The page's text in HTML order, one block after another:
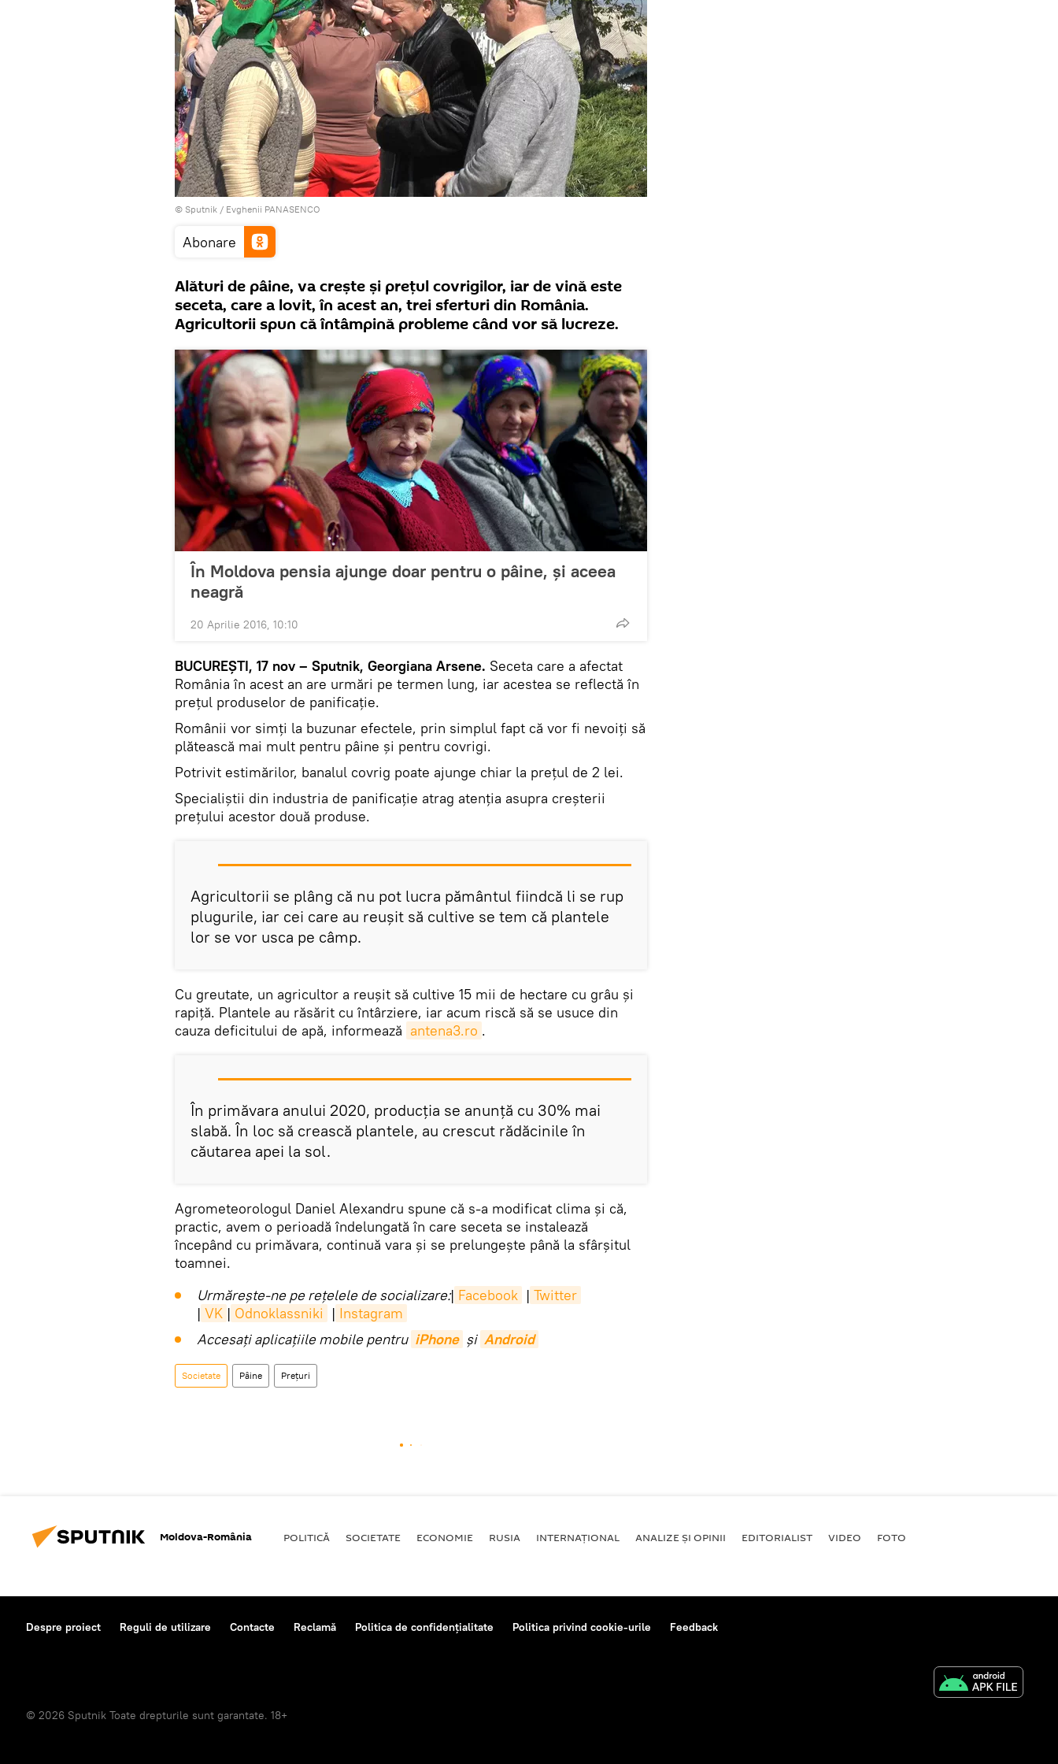
© Sputnik / Evghenii PANASENCO
Abonare
Alături de pâine, va crește și prețul covrigilor, iar de vină este
seceta, care a lovit, în acest an, trei sferturi din România.
Agricultorii spun că întâmpină probleme când vor să lucreze.
În Moldova pensia ajunge doar pentru o pâine, și aceea
neagră
20 Aprilie 2016, 10:10
BUCUREȘTI, 17 nov – Sputnik, Georgiana Arsene. Seceta care a afectat
România în acest an are urmări pe termen lung, iar acestea se reflectă în
prețul produselor de panificație.
Românii vor simți la buzunar efectele, prin simplul fapt că vor fi nevoiți să
plătească mai mult pentru pâine și pentru covrigi.
Potrivit estimărilor, banalul covrig poate ajunge chiar la prețul de 2 lei.
Specialiștii din industria de panificație atrag atenția asupra creșterii
prețului acestor două produse.
Agricultorii se plâng că nu pot lucra pământul fiindcă li se rup
plugurile, iar cei care au reușit să cultive se tem că plantele
lor se vor usca pe câmp.
Cu greutate, un agricultor a reușit să cultive 15 mii de hectare cu grâu și
rapiță. Plantele au răsărit cu întârziere, iar acum riscă să se usuce din
cauza deficitului de apă, informează antena3.ro .
În primăvara anului 2020, producția se anunță cu 30% mai
slabă. În loc să crească plantele, au crescut rădăcinile în
căutarea apei la sol.
Agrometeorologul Daniel Alexandru spune că s-a modificat clima și că,
practic, avem o perioadă îndelungată în care seceta se instalează
începând cu primăvara, continuă vara și se prelungește până la sfârșitul
toamnei.
Urmărește-ne pe rețelele de socializare:| Facebook | Twitter
| VK | Odnoklassniki | Instagram
Accesaţi aplicaţiile mobile pentru iPhone și Android
Societate Pâine Prețuri
Moldova-România POLITICĂ SOCIETATE ECONOMIE RUSIA INTERNAŢIONAL ANALIZE ȘI OPINII EDITORIALIST VIDEO FOTO
Despre proiect Reguli de utilizare Contacte Reclamă Politica de confidențialitate Politica privind cookie-urile Feedback
© 2026 Sputnik Toate drepturile sunt garantate. 18+